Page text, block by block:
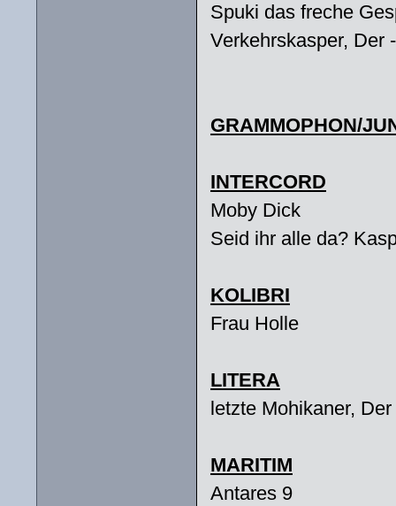
Spuki das freche
Verkehrskasper, Der
GRAMMOPHON/
INTERCORD
Moby Dick
Seid ihr alle da?
KOLIBRI
Frau Holle
LITERA
letzte Mohikaner, Der
MARITIM
Antares 9